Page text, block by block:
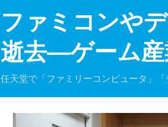
ファミコンや
逝去―ゲーム産
任天堂で「ファミリーコンピュータ」